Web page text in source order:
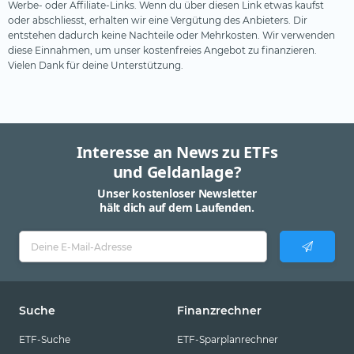
Werbe- oder Affiliate-Links. Wenn du über diesen Link etwas kaufst
oder abschliesst, erhalten wir eine Vergütung des Anbieters. Dir
entstehen dadurch keine Nachteile oder Mehrkosten. Wir verwenden
diese Einnahmen, um unser kostenfreies Angebot zu finanzieren.
Vielen Dank für deine Unterstützung.
Interesse an News zu ETFs
und Geldanlage?
Unser kostenloser Newsletter
hält dich auf dem Laufenden.
Suche
ETF-Suche
Finanzrechner
ETF-Sparplanrechner